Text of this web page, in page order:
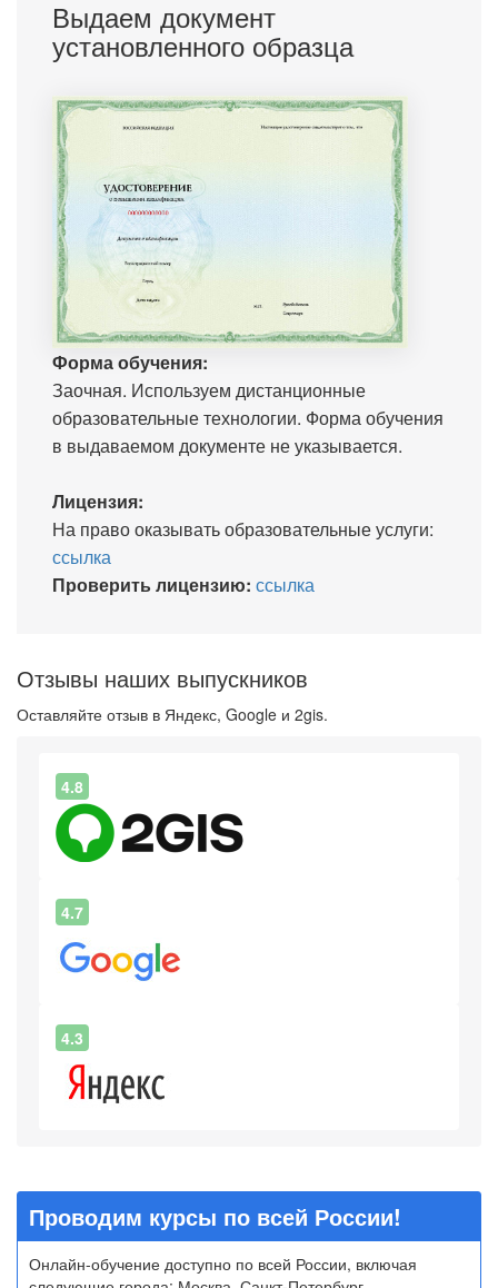
Выдаем документ
установленного образца
Форма обучения:
Заочная. Используем дистанционные
образовательные технологии. Форма обучения
в выдаваемом документе не указывается.
Лицензия:
На право оказывать образовательные услуги:
ссылка
Проверить лицензию: ссылка
Отзывы наших выпускников
Оставляйте отзыв в Яндекс, Google и 2gis.
4.8
4.7
4.3
Проводим курсы по всей России!
Онлайн-обучение доступно по всей России, включая